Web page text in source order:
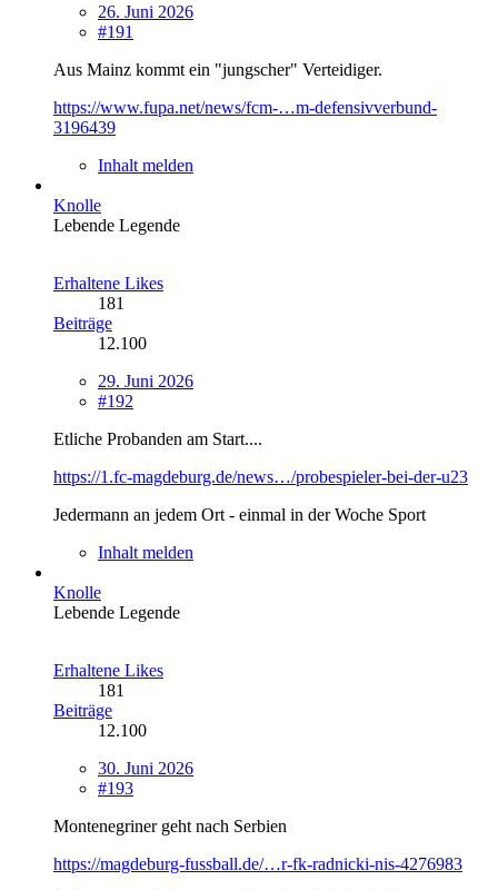
26. Juni 2026
#191
Aus Mainz kommt ein "jungscher" Verteidiger.
https://www.fupa.net/news/fcm-…m-defensivverbund-
3196439
Inhalt melden
Knolle
Lebende Legende
Erhaltene Likes
181
Beiträge
12.100
29. Juni 2026
#192
Etliche Probanden am Start....
https://1.fc-magdeburg.de/news…/probespieler-bei-der-u23
Jedermann an jedem Ort - einmal in der Woche Sport
Inhalt melden
Knolle
Lebende Legende
Erhaltene Likes
181
Beiträge
12.100
30. Juni 2026
#193
Montenegriner geht nach Serbien
https://magdeburg-fussball.de/…r-fk-radnicki-nis-4276983